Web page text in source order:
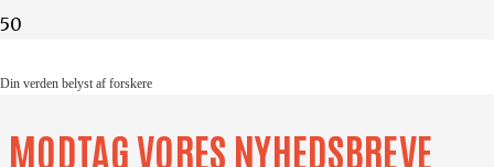
Din verden belyst af forskere
MODTAG VORES NYHEDSBREVE